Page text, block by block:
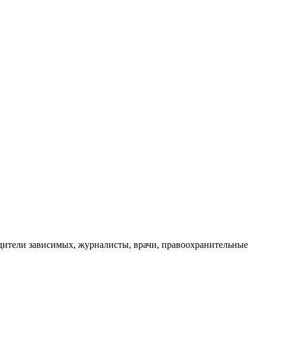
зависимых, журналисты, врачи, правоохранительные